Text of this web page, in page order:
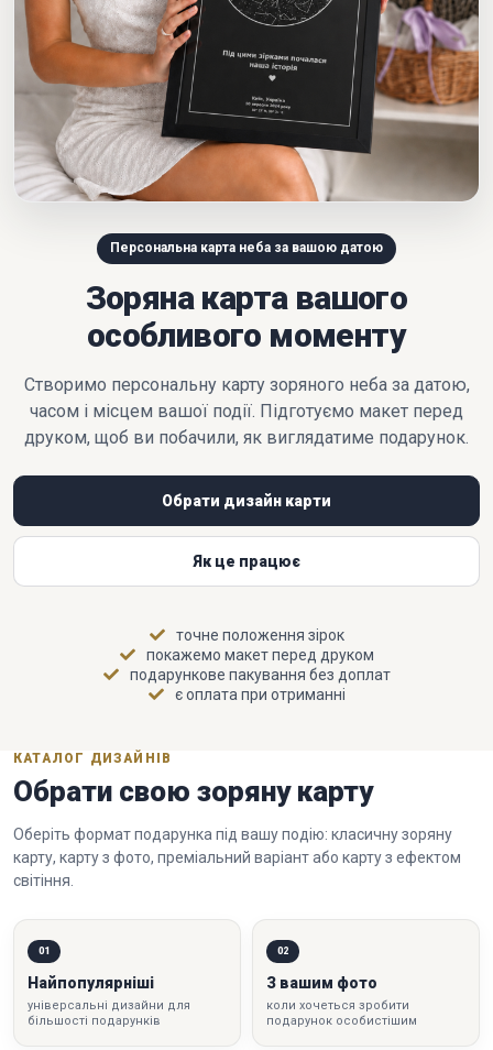
Персональна карта неба за вашою датою
Зоряна карта вашого
особливого моменту
Створимо персональну карту зоряного неба за датою,
часом і місцем вашої події. Підготуємо макет перед
друком, щоб ви побачили, як виглядатиме подарунок.
Обрати дизайн карти
Як це працює
точне положення зірок
покажемо макет перед друком
подарункове пакування без доплат
є оплата при отриманні
КАТАЛОГ ДИЗАЙНІВ
Обрати свою зоряну карту
Оберіть формат подарунка під вашу подію: класичну зоряну
карту, карту з фото, преміальний варіант або карту з ефектом
світіння.
01
Найпопулярніші
універсальні дизайни для
більшості подарунків
02
З вашим фото
коли хочеться зробити
подарунок особистішим